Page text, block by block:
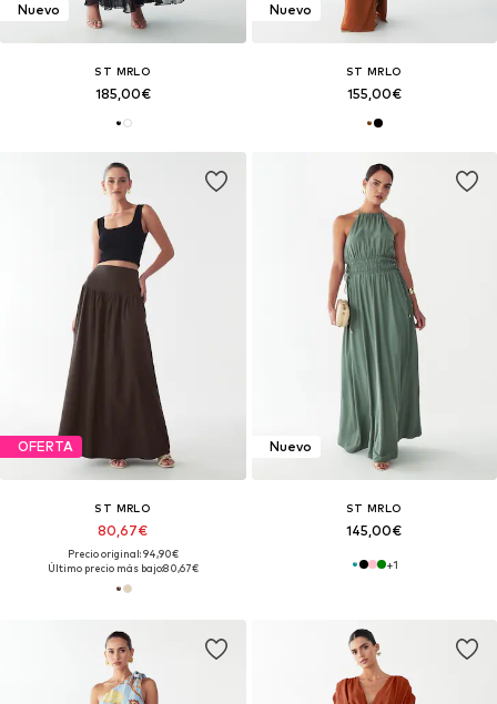
Nuevo
ST MRLO
185,00€
Nuevo
ST MRLO
155,00€
OFERTA
ST MRLO
80,67€
Precio original: 94,90€
Último precio más bajo:80,67€
Nuevo
ST MRLO
145,00€
+1